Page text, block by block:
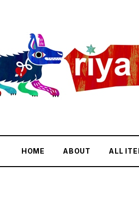
HOME ABOUT ALL